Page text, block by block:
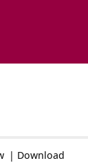
| Download